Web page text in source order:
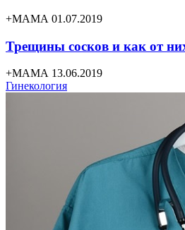
+МАМА 01.07.2019
Трещины сосков и как от
+МАМА 13.06.2019
Гинекология